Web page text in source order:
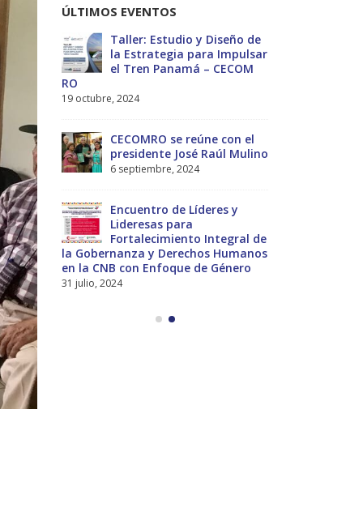
ÚLTIMOS EVENTOS
–
Taller: Estudio y Diseño de
la Estrategia para Impulsar
el Tren Panamá – CECOM
RO
19 octubre, 2024
CECOMRO se reúne con el
presidente José Raúl Mulino
6 septiembre, 2024
Encuentro de Líderes y
Lideresas para
Fortalecimiento Integral de
la Gobernanza y Derechos Humanos
en la CNB con Enfoque de Género
31 julio, 2024